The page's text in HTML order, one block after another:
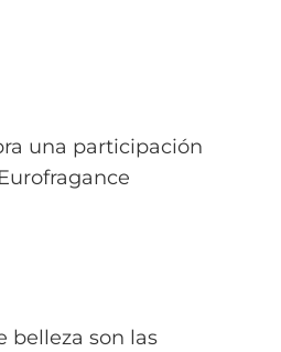
una participación
belleza son las